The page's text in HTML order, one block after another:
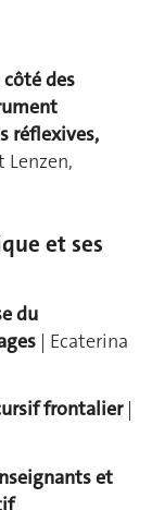
des
réflexives,
Lenzen,
et ses
du
| Ecaterina
frontalier|
et